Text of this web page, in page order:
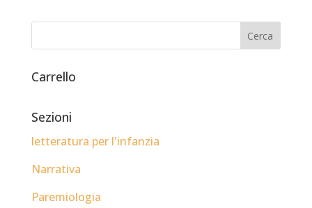
Carrello
Sezioni
letteratura per l'infanzia
Narrativa
Paremiologia